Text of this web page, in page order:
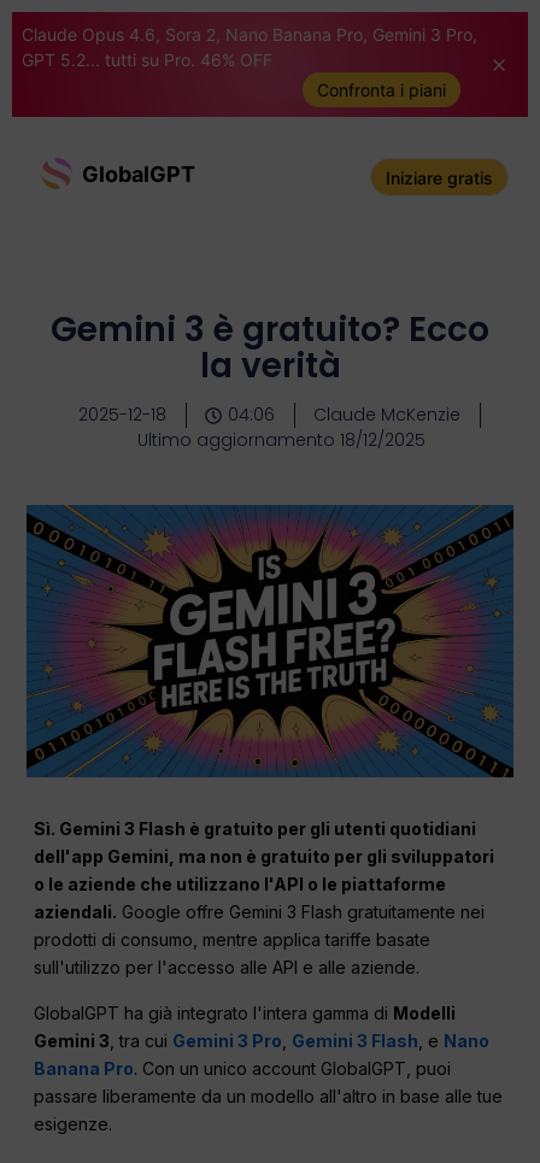
Claude Opus 4.6, Sora 2, Nano Banana Pro, Gemini 3 Pro,
GPT 5.2... tutti su Pro. 46% OFF
Confronta i piani
GlobalGPT Iniziare gratis
Gemini 3 è gratuito? Ecco
la verità
2025-12-18 04:06
Claude McKenzie
Ultimo aggiornamento 18/12/2025
Sì. Gemini 3 Flash è gratuito per gli utenti quotidiani
dell'app Gemini, ma non è gratuito per gli sviluppatori
o le aziende che utilizzano l'API o le piattaforme
aziendali. Google offre Gemini 3 Flash gratuitamente nei
prodotti di consumo, mentre applica tariffe basate
sull'utilizzo per l'accesso alle API e alle aziende.
GlobalGPT ha già integrato l'intera gamma di Modelli
Gemini 3 , tra cui Gemini 3 Pro Gemini 3 Flash , e Nano
Banana Pro. Con un unico account GlobalGPT, puoi
passare liberamente da un modello all'altro in base alle tue
esigenze.